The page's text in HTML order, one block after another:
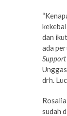
dan
ada
drh.
sudah